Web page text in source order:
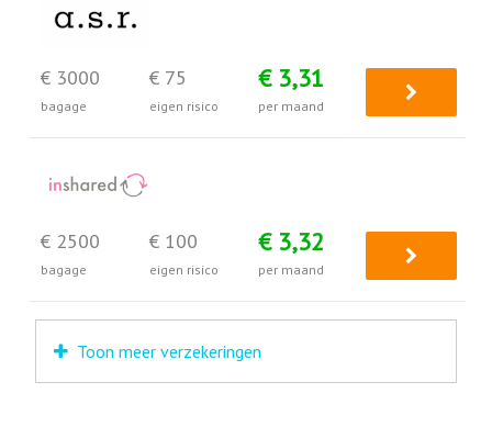
€ 3000
bagage
€ 75
eigen risico
€ 3,31
per maand
€ 2500
bagage
€ 100
eigen risico
€ 3,32
per maand
Toon meer verzekeringen